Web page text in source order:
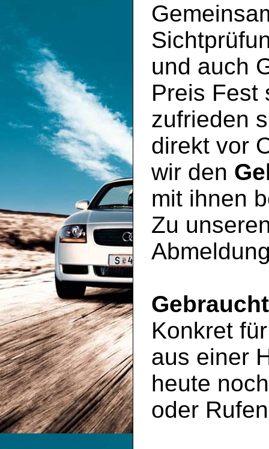
und auch
Preis Fest
zufrieden
direkt vor
wir den
mit ihnen
Zu
Konkret
aus einer
heute
oder